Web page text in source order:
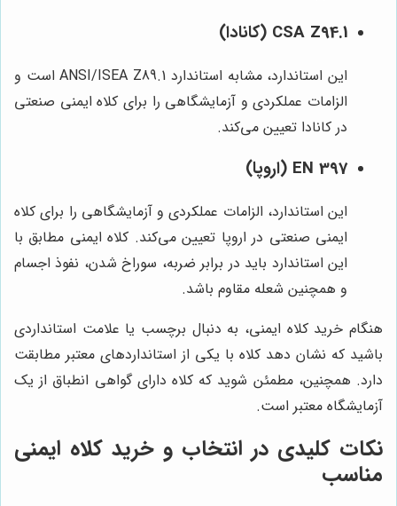
CSA Z94.1 (کانادا)
این استاندارد، مشابه استاندارد ANSI/ISEA Z89.1 است و
الزامات عملکردی و آزمایشگاهی را برای کلاه ایمنی صنعتی
در کانادا تعیین می‌کند.
EN 397 (اروپا)
این استاندارد، الزامات عملکردی و آزمایشگاهی را برای کلاه
ایمنی صنعتی در اروپا تعیین می‌کند. کلاه ایمنی مطابق با
این استاندارد باید در برابر ضربه، سوراخ شدن، نفوذ اجسام
و همچنین شعله مقاوم باشد.
هنگام خرید کلاه ایمنی، به دنبال برچسب یا علامت استانداردی
باشید که نشان دهد کلاه با یکی از استانداردهای معتبر مطابقت
دارد. همچنین، مطمئن شوید که کلاه دارای گواهی انطباق از یک
آزمایشگاه معتبر است.
نکات کلیدی در انتخاب و خرید کلاه ایمنی
مناسب